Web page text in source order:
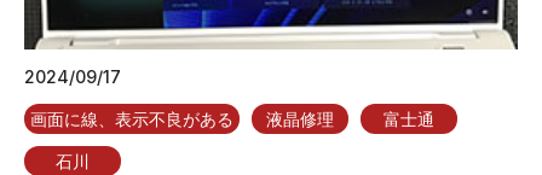
2024/09/17
画面に線、表示不良がある 液晶修理 富士通
石川